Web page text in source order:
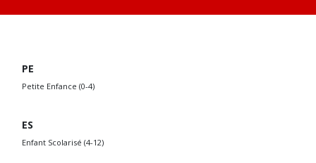
PE
Petite Enfance (0-4)
ES
Enfant Scolarisé (4-12)